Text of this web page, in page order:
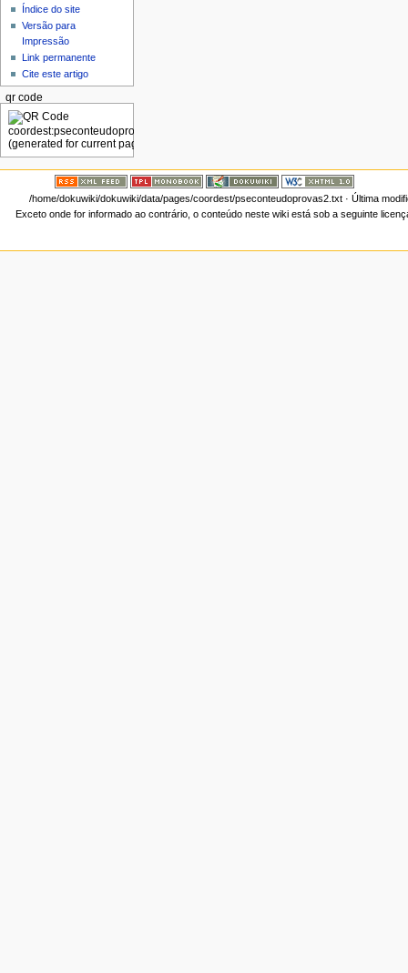
Índice do site
Versão para
Impressão
Link permanente
Cite este artigo
qr code
/home/dokuwiki/dokuwiki/data/pages/coordest/pseconteudoprovas2.txt· Última
Exceto onde for informado ao contrário, o conteúdo neste wiki está sob a seguinte